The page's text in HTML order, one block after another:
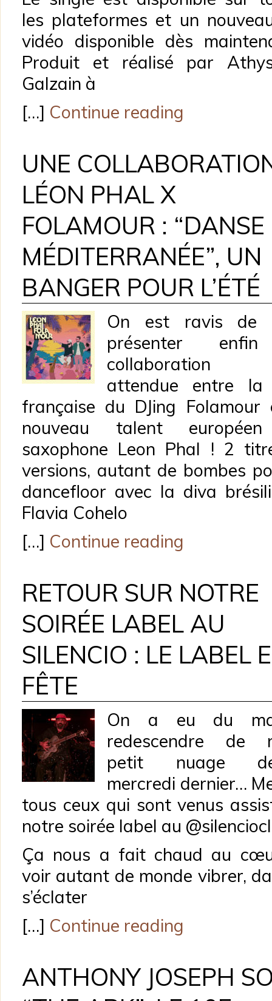
les plateformes et un
vidéo disponible dès
Produit et réalisé par
Galzain à
[…] Continue reading
UNE
LÉON PHAL X
FOLAMOUR : “DANSE
MÉDITERRANÉE”, UN
BANGER POUR L’ÉTÉ
On est ravis de
présenter
collaboration
attendue entre
française du DJing
nouveau talent
saxophone Leon Phal ! 2
versions, autant de bombes
dancefloor avec la diva
Flavia Cohelo
[…] Continue reading
RETOUR SUR NOTRE
SOIRÉE LABEL AU
SILENCIO : LE LABEL
FÊTE
On a eu du
redescendre de
petit nuage
mercredi dernier…
tous ceux qui sont venus
notre soirée label au
Ça nous a fait chaud au
voir autant de monde vibrer,
s’éclater
[…] Continue reading
ANTHONY JOSEPH